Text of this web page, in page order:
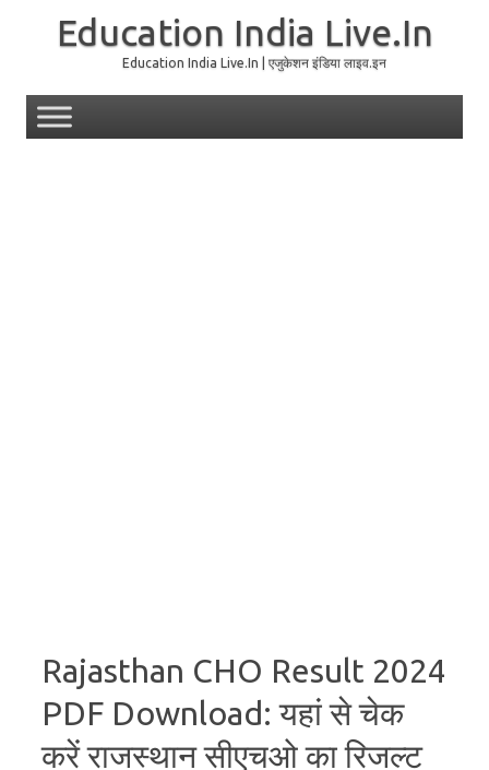
Education India Live.In
Education India Live.In | एजुकेशन इंडिया लाइव.इन
Rajasthan CHO Result 2024
PDF Download: यहां से चेक
करें राजस्थान सीएचओ का रिजल्ट